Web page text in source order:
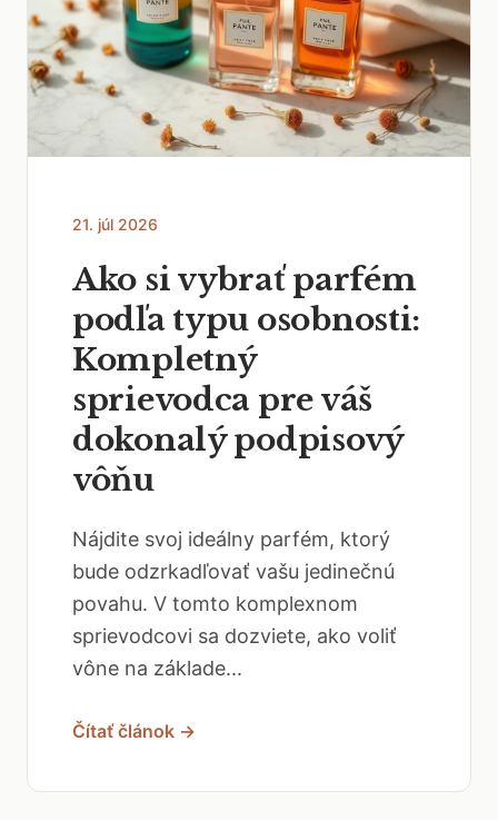
21. júl 2026
Ako si vybrať parfém
podľa typu osobnosti:
Kompletný
sprievodca pre váš
dokonalý podpisový
vôňu
Nájdite svoj ideálny parfém, ktorý
bude odzrkadľovať vašu jedinečnú
povahu. V tomto komplexnom
sprievodcovi sa dozviete, ako voliť
vône na základe...
Čítať článok →